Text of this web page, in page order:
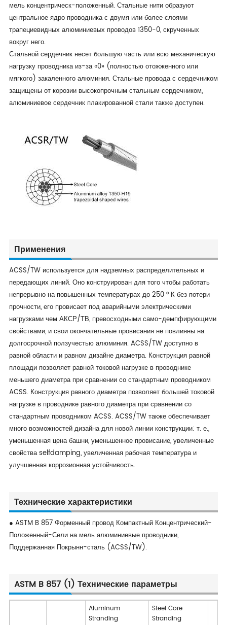
мель концентрическ-положенный. Стальные нити образуют
центральное ядро проводника с двумя или более слоями
трапециевидных алюминиевых проводов 1350-0, скрученных
вокруг него.
Стальной сердечник несет большую часть или всю механическую
нагрузку проводника из-за «0» (полностью отожженного или
мягкого) закаленного алюминия. Стальные провода с сердечником
защищены от корозии высокопрочным стальным сердечником,
алюминиевое сердечник плакированной стали также доступен.
Применения
ACSS/TW используется для надземных распределительных и
передающих линий. Оно конструирован для того чтобы работать
непрерывно на повышенных температурах до 250 ° К без потери
прочности, его провисает под аварийными электрическими
нагрузками чем АКСР/ТВ, превосходными само-демпфирующими
свойствами, и свои окончательные провисания не повлияны на
долгосрочной ползучестью алюминия. ACSS/TW доступно в
равной области и равном дизайне диаметра. Конструкция равной
площади позволяет равной токовой нагрузке в проводнике
меньшего диаметра при сравнении со стандартным проводником
ACSS. Конструкция равного диаметра позволяет большей токовой
нагрузке в проводнике равного диаметра при сравнении со
стандартным проводником ACSS. ACSS/TW также обеспечивает
много возможностей дизайна для новой линии конструкции: т. е.,
уменьшенная цена башни, уменьшенное провисание, увеличенные
свойства selfdamping, увеличенная рабочая температура и
улучшенная коррозионная устойчивость.
Технические характеристики
● ASTM B 857 Форменный провод Компактный Концентрический-
Положенный-Сели на мель алюминиевые проводники,
Поддержанная Покрынн-сталь (ACSS/TW).
ASTM B 857 (1) Технические параметры
Aluminum
Stranding
Steel Core
Stranding